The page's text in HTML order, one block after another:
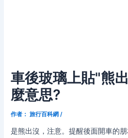
車後玻璃上貼"熊
麼意思?
作者： 旅行百科網 /
是熊出沒，注意。提醒後面開車的